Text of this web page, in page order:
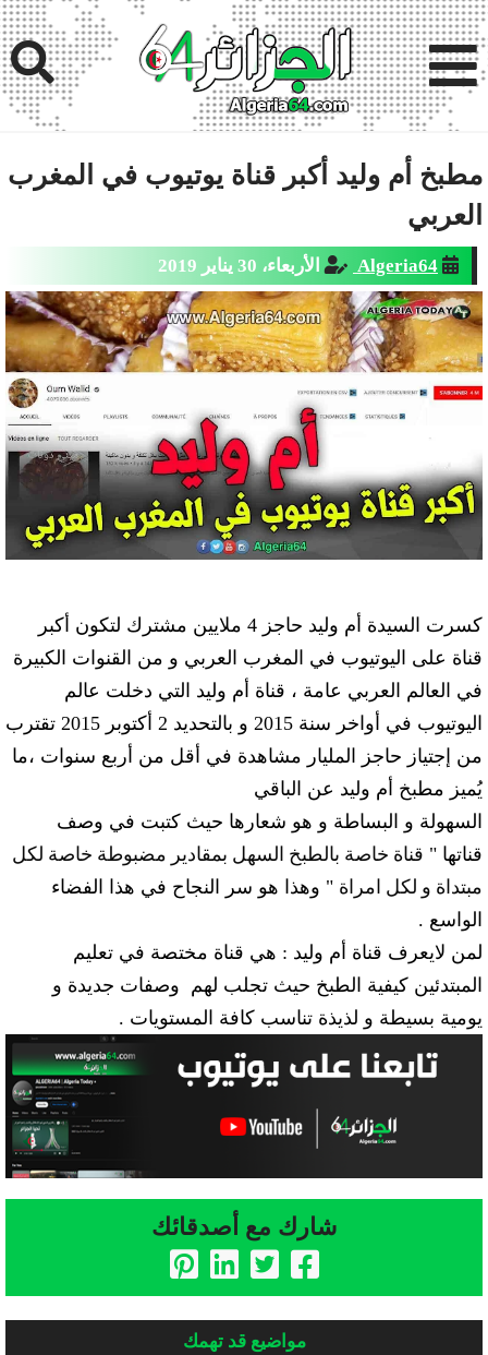
مطبخ أم وليد أكبر قناة يوتيوب في المغرب
العربي
Algeria64 الأربعاء، 30 يناير 2019
كسرت السيدة أم وليد حاجز 4 ملايين مشترك لتكون أكبر
قناة على اليوتيوب في المغرب العربي و من القنوات الكبيرة
في العالم العربي عامة ، قناة أم وليد التي دخلت عالم
اليوتيوب في أواخر سنة 2015 و بالتحديد 2 أكتوبر 2015 تقترب
من إجتياز حاجز المليار مشاهدة في أقل من أربع سنوات ،ما
يُميز مطبخ أم وليد عن الباقي
السهولة و البساطة و هو شعارها حيث كتبت في وصف
قناتها "
مبتداة و لكل امراة " وهذا هو سر النجاح في هذا الفضاء
الواسع .
لمن لايعرف قناة أم وليد : هي قناة مختصة في تعليم
المبتدئين كيفية الطبخ حيث تجلب لهم وصفات جديدة و
يومية بسيطة و لذيذة تناسب كافة المستويات .
شارك مع أصدقائك
مواضيع قد تهمك